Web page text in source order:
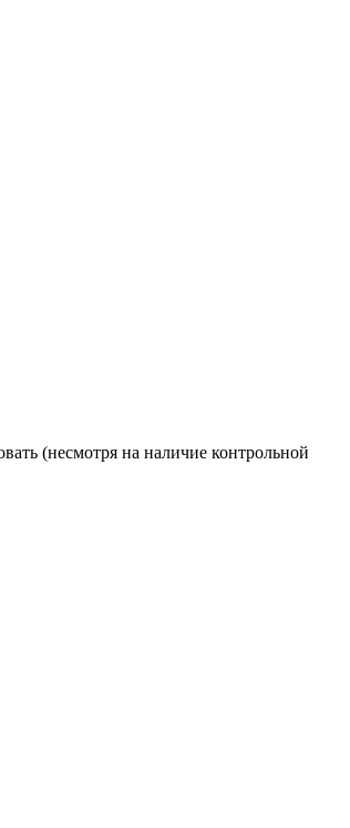
(несмотря на наличие контрольной